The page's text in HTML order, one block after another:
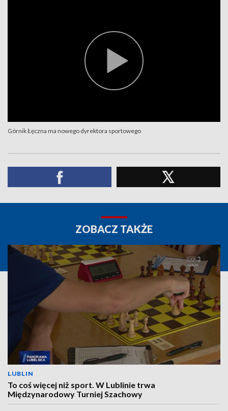
Górnik Łęczna ma nowego dyrektora sportowego
ZOBACZ TAKŻE
LUBLIN
To coś więcej niż sport. W Lublinie trwa
Międzynarodowy Turniej Szachowy